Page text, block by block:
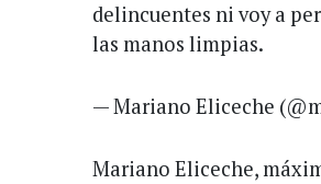
delincuentes ni voy a
las manos limpias.
— Mariano Eliceche
Mariano Eliceche,